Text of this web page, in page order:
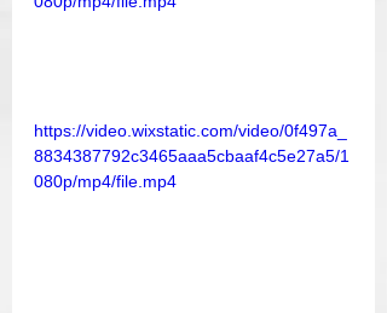
https://video.wixstatic.com/video/0f497a_
8834387792c3465aaa5cbaaf4c5e27a5/1
080p/mp4/file.mp4